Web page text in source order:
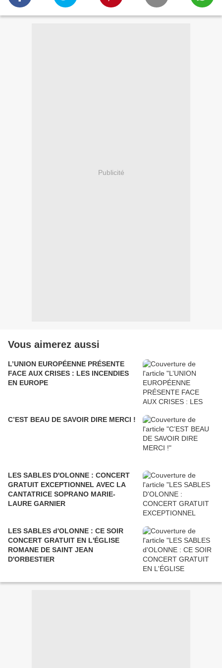
Publicité
Vous aimerez aussi
L’UNION EUROPÉENNE PRÉSENTE
FACE AUX CRISES : LES INCENDIES
EN EUROPE
C’EST BEAU DE SAVOIR DIRE MERCI !
LES SABLES D'OLONNE : CONCERT
GRATUIT EXCEPTIONNEL AVEC LA
CANTATRICE SOPRANO MARIE-
LAURE GARNIER
LES SABLES d'OLONNE : CE SOIR
CONCERT GRATUIT EN L'ÉGLISE
ROMANE DE SAINT JEAN
D'ORBESTIER